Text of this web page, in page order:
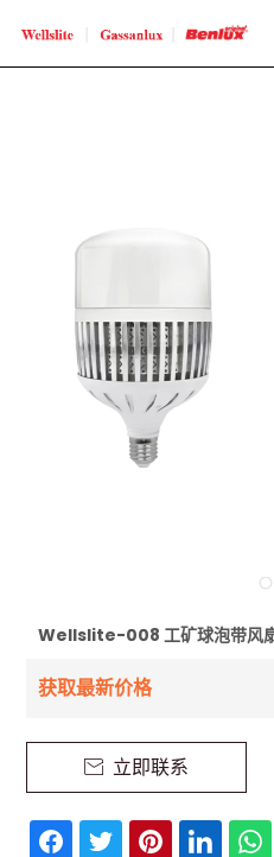
Wellslite-008 工矿球泡带风
获取最新价格
 立即联系